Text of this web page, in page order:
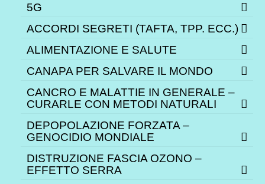
5G
ACCORDI SEGRETI (TAFTA, TPP. ECC.)
ALIMENTAZIONE E SALUTE
CANAPA PER SALVARE IL MONDO
CANCRO E MALATTIE IN GENERALE –
CURARLE CON METODI NATURALI
DEPOPOLAZIONE FORZATA –
GENOCIDIO MONDIALE
DISTRUZIONE FASCIA OZONO –
EFFETTO SERRA